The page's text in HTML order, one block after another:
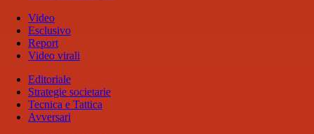
Video
Esclusivo
Report
Video virali
Editoriale
Strategie societarie
Tecnica e Tattica
Avversari